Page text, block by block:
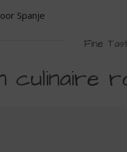
Spanje
Fine
culinaire